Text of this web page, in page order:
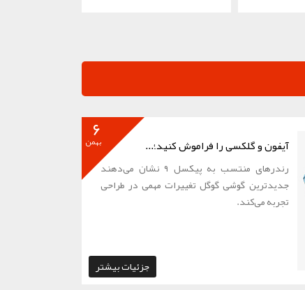
آیفون و گلکسی را فراموش کنید؛...
رندرهای منتسب‌ به پیکسل ۹ نشان می‌دهند
جدیدترین گوشی گوگل تغییرات مهمی در طراحی
تجربه می‌کند.
جزئیات بیشتر
6
بهمن